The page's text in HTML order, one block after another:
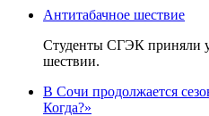
Антитабачное шествие
Студенты СГЭК приняли
шествии.
В Сочи продолжается
Когда?»